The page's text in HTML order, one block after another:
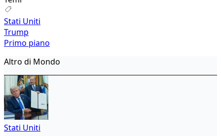
Stati Uniti
Trump
Primo piano
Altro di Mondo
Stati Uniti